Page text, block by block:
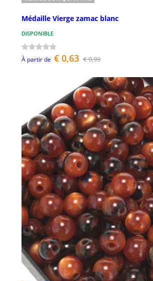
Médaille Vierge zamac blanc
DISPONIBLE
À partir de € 0,63 € 0,99